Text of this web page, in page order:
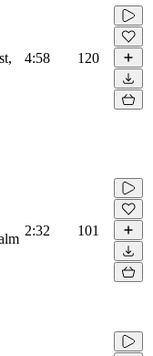
4:58 120
2:32 101